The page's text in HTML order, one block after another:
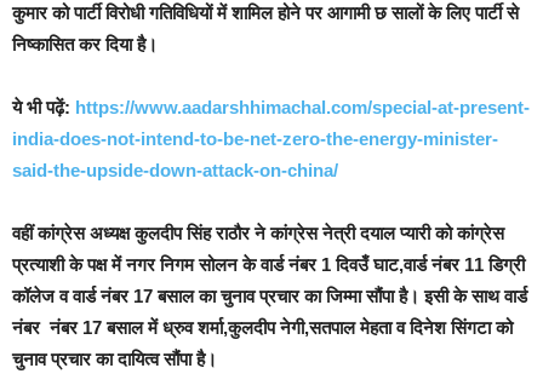
कुमार को पार्टी विरोधी गतिविधियों में शामिल होने पर आगामी छ सालों के लिए पार्टी से
निष्कासित कर दिया है।
ये भी पढ़ें: https://www.aadarshhimachal.com/special-at-present-
india-does-not-intend-to-be-net-zero-the-energy-minister-
said-the-upside-down-attack-on-china/
वहीं कांग्रेस अध्यक्ष कुलदीप सिंह राठौर ने कांग्रेस नेत्री दयाल प्यारी को कांग्रेस
प्रत्याशी के पक्ष में नगर निगम सोलन के वार्ड नंबर 1 दिवउँ घाट,वार्ड नंबर 11 डिग्री
कॉलेज व वार्ड नंबर 17 बसाल का चुनाव प्रचार का जिम्मा सौंपा है। इसी के साथ वार्ड
नंबर नंबर 17 बसाल में ध्रुव शर्मा,कुलदीप नेगी,सतपाल मेहता व दिनेश सिंगटा को
चुनाव प्रचार का दायित्व सौंपा है।